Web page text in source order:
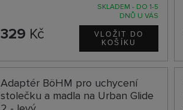
SKLADEM - DO 1-5
DNŮ U VÁS
329 Kč
Adaptér BöHM pro uchycení
stolečku a madla na Urban Glide